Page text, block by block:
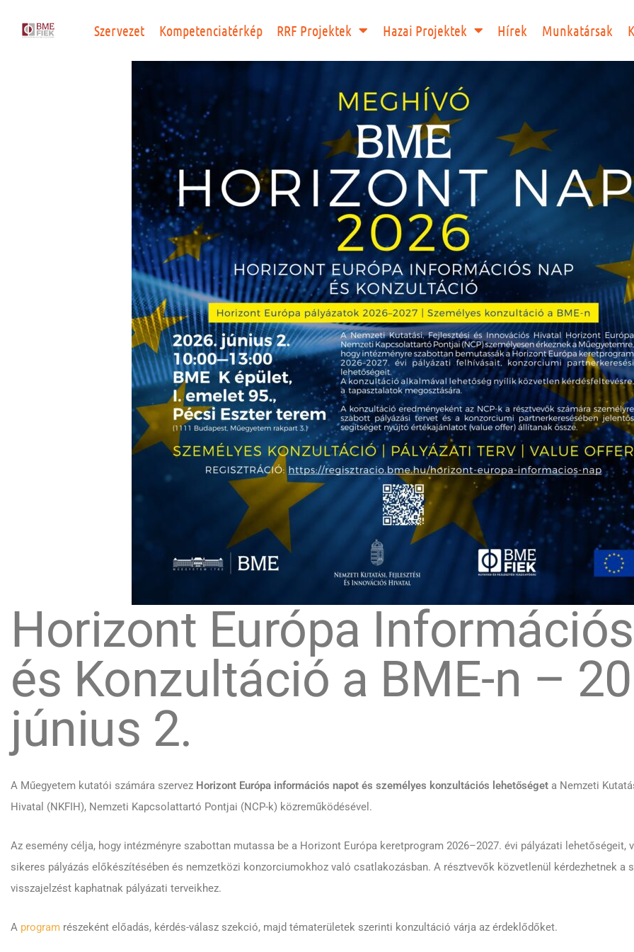
Szervezet Kompetenciatérkép RRF Projektek Hazai Projektek Hírek Munkatársak
Horizont Európa
és Konzultáció a BME-n –
június 2.
A Műegyetem kutatói számára szervez Horizont Európa információs napot és személyes konzultációs lehetőséget a Nemzeti
Hivatal (NKFIH), Nemzeti Kapcsolattartó Pontjai (NCP-k) közreműködésével.
Az esemény célja, hogy intézményre szabottan mutassa be a Horizont Európa keretprogram 2026–2027. évi pályázati
sikeres pályázás előkészítésében és nemzetközi konzorciumokhoz való csatlakozásban. A résztvevők közvetlenül kérdezhetnek a
visszajelzést kaphatnak pályázati terveikhez.
A program részeként előadás, kérdés-válasz szekció, majd tématerületek szerinti konzultáció várja az érdeklődőket.